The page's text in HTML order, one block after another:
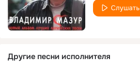
Слушать
Другие песни исполнителя